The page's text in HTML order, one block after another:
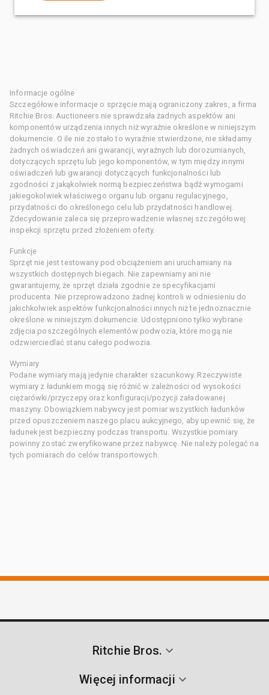
Informacje ogólne
Szczegółowe informacje o sprzęcie mają ograniczony zakres, a firma
Ritchie Bros. Auctioneers nie sprawdzała żadnych aspektów ani
komponentów urządzenia innych niż wyraźnie określone w niniejszym
dokumencie. O ile nie zostało to wyraźnie stwierdzone, nie składamy
żadnych oświadczeń ani gwarancji, wyraźnych lub dorozumianych,
dotyczących sprzętu lub jego komponentów, w tym między innymi
oświadczeń lub gwarancji dotyczących funkcjonalności lub
zgodności z jakąkolwiek normą bezpieczeństwa bądź wymogami
jakiegokolwiek właściwego organu lub organu regulacyjnego,
przydatności do określonego celu lub przydatności handlowej.
Zdecydowanie zaleca się przeprowadzenie własnej szczegółowej
inspekcji sprzętu przed złożeniem oferty.
Funkcje
Sprzęt nie jest testowany pod obciążeniem ani uruchamiany na
wszystkich dostępnych biegach. Nie zapewniamy ani nie
gwarantujemy, że sprzęt działa zgodnie ze specyfikacjami
producenta. Nie przeprowadzono żadnej kontroli w odniesieniu do
jakichkolwiek aspektów funkcjonalności innych niż te jednoznacznie
określone w niniejszym dokumencie. Udostępniono tylko wybrane
zdjęcia poszczególnych elementów podwozia, które mogą nie
odzwierciedlać stanu całego podwozia.
Wymiary
Podane wymiary mają jedynie charakter szacunkowy. Rzeczywiste
wymiary z ładunkiem mogą się różnić w zależności od wysokości
ciężarówki/przyczepy oraz konfiguracji/pozycji załadowanej
maszyny. Obowiązkiem nabywcy jest pomiar wszystkich ładunków
przed opuszczeniem naszego placu aukcyjnego, aby upewnić się, że
ładunek jest bezpieczny podczas transportu. Wszystkie pomiary
powinny zostać zweryfikowane przez nabywcę. Nie należy polegać na
tych pomiarach do celów transportowych.
Ritchie Bros.
Więcej informacji